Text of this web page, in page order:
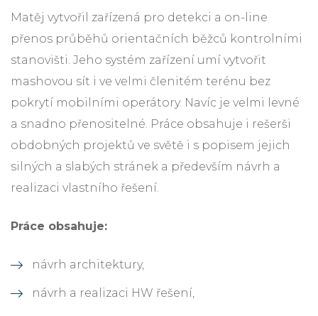
Matěj vytvořil zařízená pro detekci a on-line
přenos průběhů orientačních běžců kontrolními
stanovišti. Jeho systém zařízení umí vytvořit
mashovou sít i ve velmi členitém terénu bez
pokrytí mobilními operátory. Navíc je velmi levné
a snadno přenositelné. Práce obsahuje i rešerši
obdobných projektů ve světě i s popisem jejich
silných a slabých stránek a především návrh a
realizaci vlastního řešení.
Práce obsahuje:
návrh architektury,
návrh a realizaci HW řešení,